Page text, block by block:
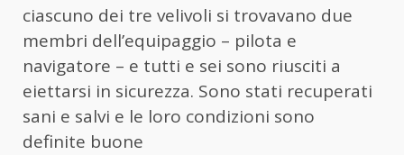
ciascuno dei tre velivoli si trovavano due
membri dell’equipaggio – pilota e
navigatore – e tutti e sei sono riusciti a
eiettarsi in sicurezza. Sono stati recuperati
sani e salvi e le loro condizioni sono
definite buone